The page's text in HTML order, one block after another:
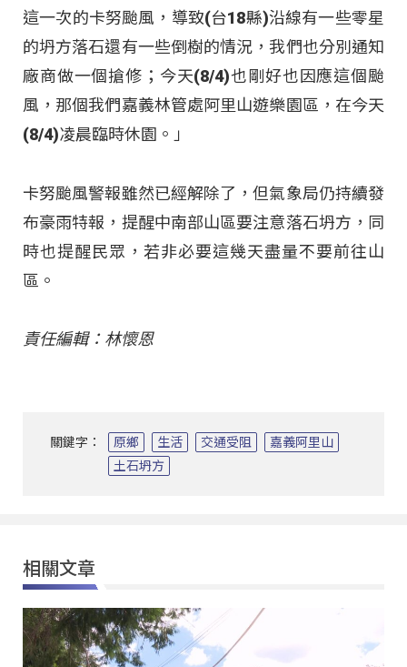
這一次的卡努颱風，導致(台18縣)沿線有一些零星
的坍方落石還有一些倒樹的情況，我們也分別通知
廠商做一個搶修；今天(8/4)也剛好也因應這個颱
風，那個我們嘉義林管處阿里山遊樂園區，在今天
(8/4)凌晨臨時休園。」
卡努颱風警報雖然已經解除了，但氣象局仍持續發
布豪雨特報，提醒中南部山區要注意落石坍方，同
時也提醒民眾，若非必要這幾天盡量不要前往山
區。
責任編輯：林懷恩
關鍵字： 原鄉 生活 交通受阻
嘉義阿里山
土石坍方
相關文章